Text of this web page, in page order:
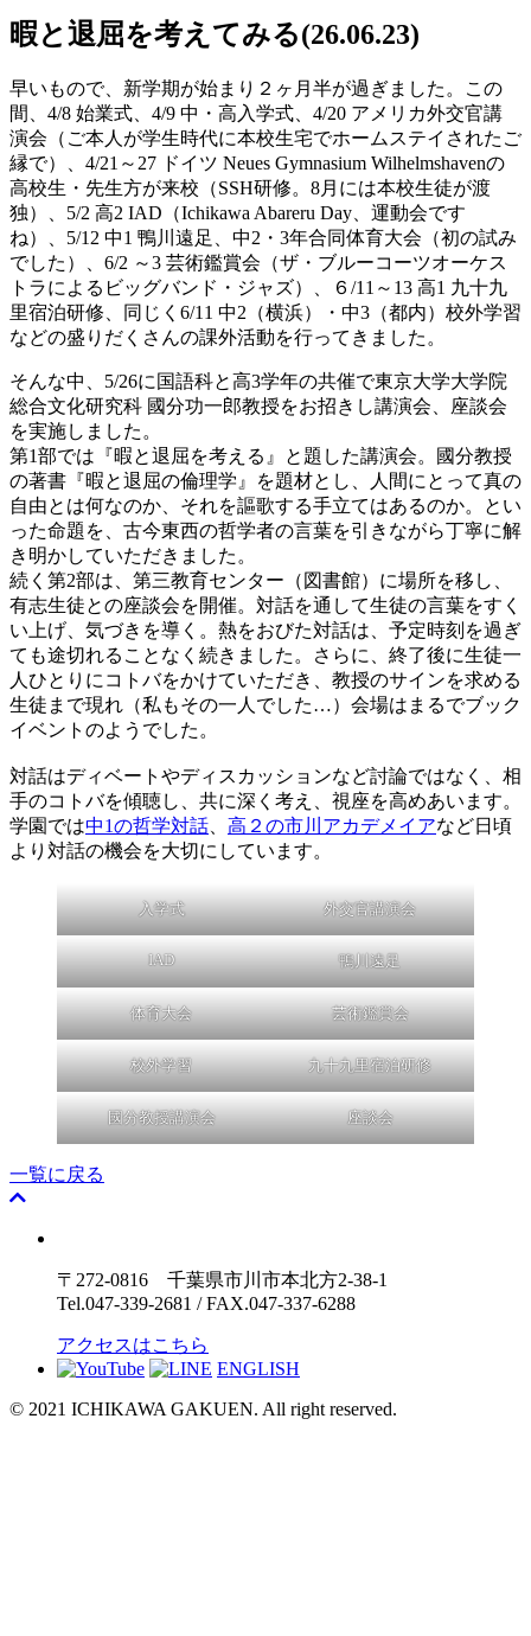
暇と退屈を考えてみる(26.06.23)
早いもので、新学期が始まり２ヶ月半が過ぎました。この
間、4/8 始業式、4/9 中・高入学式、4/20 アメリカ外交官講
演会（ご本人が学生時代に本校生宅でホームステイされたご
縁で）、4/21～27 ドイツ Neues Gymnasium Wilhelmshavenの
高校生・先生方が来校（SSH研修。8月には本校生徒が渡
独）、5/2 高2 IAD（Ichikawa Abareru Day、運動会です
ね）、5/12 中1 鴨川遠足、中2・3年合同体育大会（初の試み
でした）、6/2 ～3 芸術鑑賞会（ザ・ブルーコーツオーケス
トラによるビッグバンド・ジャズ）、６/11～13 高1 九十九
里宿泊研修、同じく6/11 中2（横浜）・中3（都内）校外学習
などの盛りだくさんの課外活動を行ってきました。
そんな中、5/26に国語科と高3学年の共催で東京大学大学院
総合文化研究科 國分功一郎教授をお招きし講演会、座談会
を実施しました。
第1部では『暇と退屈を考える』と題した講演会。國分教授
の著書『暇と退屈の倫理学』を題材とし、人間にとって真の
自由とは何なのか、それを謳歌する手立てはあるのか。とい
った命題を、古今東西の哲学者の言葉を引きながら丁寧に解
き明かしていただきました。
続く第2部は、第三教育センター（図書館）に場所を移し、
有志生徒との座談会を開催。対話を通して生徒の言葉をすく
い上げ、気づきを導く。熱をおびた対話は、予定時刻を過ぎ
ても途切れることなく続きました。さらに、終了後に生徒一
人ひとりにコトバをかけていただき、教授のサインを求める
生徒まで現れ（私もその一人でした…）会場はまるでブック
イベントのようでした。
対話はディベートやディスカッションなど討論ではなく、相
手のコトバを傾聴し、共に深く考え、視座を高めあいます。
学園では中1の哲学対話 高２の市川アカデメイアなど日頃
より対話の機会を大切にしています。
入学式 外交官講演会
IAD 鴨川遠足
体育大会 芸術鑑賞会
校外学習 九十九里宿泊研修
國分教授講演会 座談会
一覧に戻る
〒272-0816 千葉県市川市本北方2-38-1
Tel.047-339-2681 / FAX.047-337-6288
アクセスはこちら
ENGLISH
© 2021 ICHIKAWA GAKUEN. All right reserved.